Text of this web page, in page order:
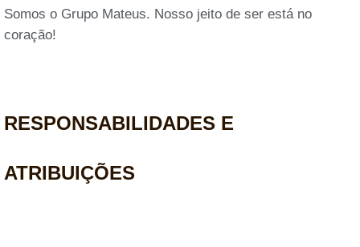
Somos o Grupo Mateus. Nosso jeito de ser está no
coração!
RESPONSABILIDADES E
ATRIBUIÇÕES